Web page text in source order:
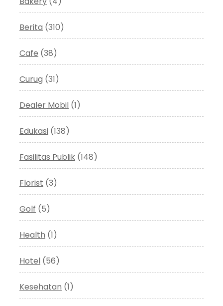
Berita (310)
Cafe (38)
Curug (31)
Dealer Mobil (1)
Edukasi (138)
Fasilitas Publik (148)
Florist (3)
Golf (5)
Health (1)
Hotel (56)
Kesehatan (1)